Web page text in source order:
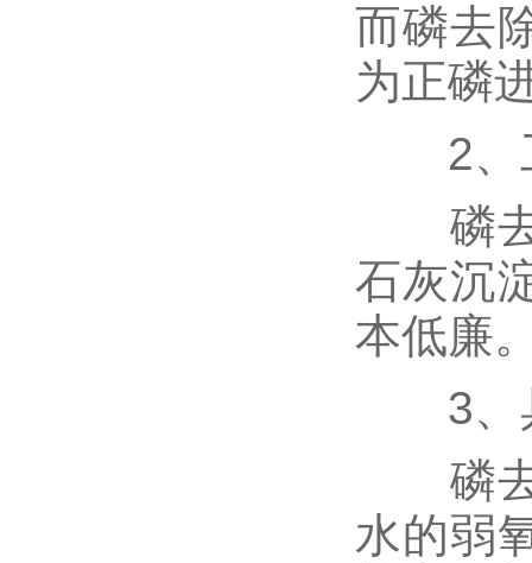
而磷去
为正磷
2、工
磷去
石灰沉
本低廉
3、具
磷去
水的弱